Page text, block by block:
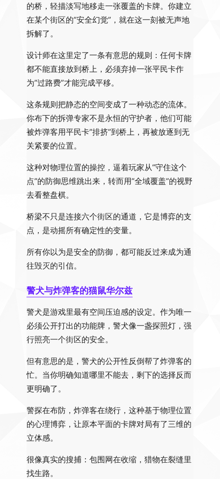
的桥，轻描淡写地移走一张覆盖的卡牌。你建立
在某个街区的”安全幻觉”，就在这一刻被无声地
拆解了。
设计师在这里定了一条有意思的规则：任何卡牌
都不能直接放到桥上，必须弃掉一张平民卡作
为”过路费”才能完成平移。
这条规则把静态的空间变成了一种动态的流体。
你布下的拆弹专家不是永恒的守护者，他们可能
被炸弹客用平民卡”排挤”到桥上，再被放逐到无
关紧要的位置。
这种对物理位置的操控，逼着玩家从”守住这个
点”的防御思维跳出来，转而用”全域覆盖”的视野
去看整盘棋。
桥梁不只是连接六个街区的通道，它是博弈的支
点，是动摇所有确定性的变量。
所有你以为是安全的防御，都可能反过来成为通
往毁灭的引信。
警犬与炸弹客的猫鼠华尔兹
警犬是游戏里最有空间压迫感的设定。作为唯一
必须公开打出的功能牌，警犬像一盏探照灯，强
行照亮一个街区的安全。
但有意思的是，警犬的公开性反倒帮了炸弹客的
忙。当你明确知道哪里不能去，剩下的选择反而
更明确了。
警探在布防，炸弹客在绕行，这种基于物理位置
的心理博弈，让原本平面的卡牌对局有了三维的
立体感。
很像真实的搜捕：包围网在收缩，猎物在裂缝里
找生路。